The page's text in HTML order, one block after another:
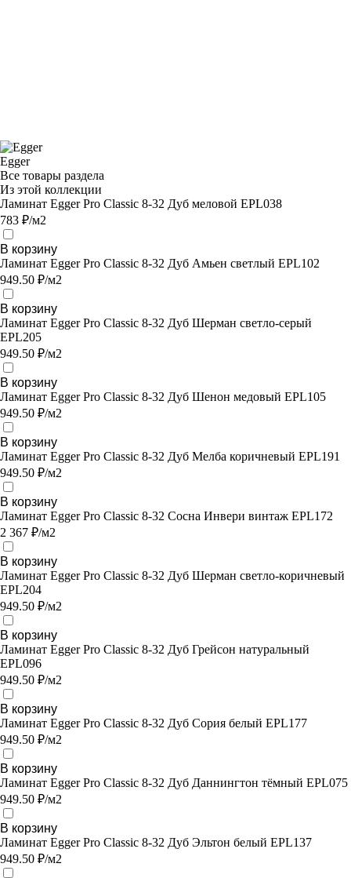
Egger
Все товары раздела
Из этой коллекции
Ламинат Egger Pro Classic 8-32 Дуб меловой EPL038
783 ₽/м2
В корзину
Ламинат Egger Pro Classic 8-32 Дуб Амьен светлый EPL102
949.50 ₽/м2
В корзину
Ламинат Egger Pro Classic 8-32 Дуб Шерман светло-серый
EPL205
949.50 ₽/м2
В корзину
Ламинат Egger Pro Classic 8-32 Дуб Шенон медовый EPL105
949.50 ₽/м2
В корзину
Ламинат Egger Pro Classic 8-32 Дуб Мелба коричневый EPL191
949.50 ₽/м2
В корзину
Ламинат Egger Pro Classic 8-32 Сосна Инвери винтаж EPL172
2 367 ₽/м2
В корзину
Ламинат Egger Pro Classic 8-32 Дуб Шерман светло-коричневый
EPL204
949.50 ₽/м2
В корзину
Ламинат Egger Pro Classic 8-32 Дуб Грейсон натуральный
EPL096
949.50 ₽/м2
В корзину
Ламинат Egger Pro Classic 8-32 Дуб Сория белый EPL177
949.50 ₽/м2
В корзину
Ламинат Egger Pro Classic 8-32 Дуб Даннингтон тёмный EPL075
949.50 ₽/м2
В корзину
Ламинат Egger Pro Classic 8-32 Дуб Эльтон белый EPL137
949.50 ₽/м2